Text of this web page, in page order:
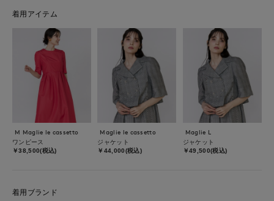
着用アイテム
M Maglie le cassetto
ワンピース
￥38,500(税込)
Maglie le cassetto
ジャケット
￥44,000(税込)
Maglie L
ジャケット
￥49,500(税込)
着用ブランド